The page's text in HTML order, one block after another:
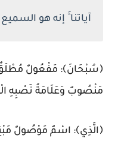
آياتنا ۚ إنه هو
﴿سُبْحَانَ﴾: مَفْعُولٌ
مَنْصُوبٌ وَعَلَامَةُ نَصْبِهِ
﴿الَّذِي﴾: اسْمٌ مَوْصُولٌ